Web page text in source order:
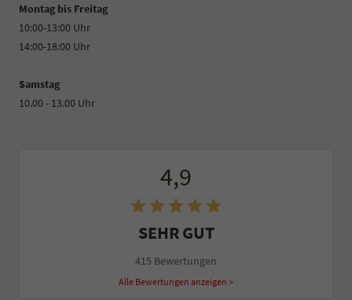
Montag bis Freitag
10:00-13:00 Uhr
14:00-18:00 Uhr
Samstag
10.00 - 13.00 Uhr
4,9
SEHR GUT
415 Bewertungen
Alle Bewertungen anzeigen >